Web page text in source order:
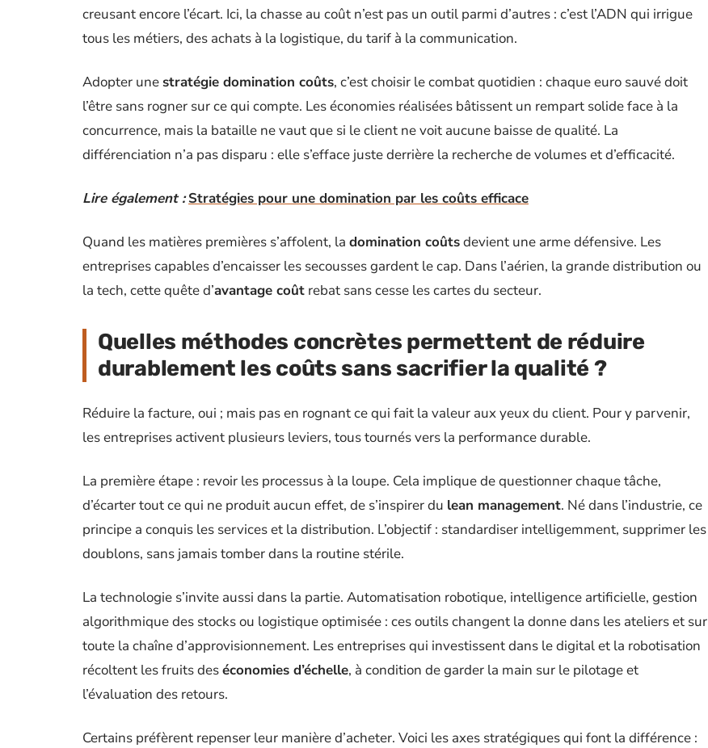
creusant encore l’écart. Ici, la chasse au coût n’est pas un outil parmi d’autres : c’est l’ADN qui irrigue
tous les métiers, des achats à la logistique, du tarif à la communication.
Adopter une stratégie domination coûts, c’est choisir le combat quotidien : chaque euro sauvé doit
l’être sans rogner sur ce qui compte. Les économies réalisées bâtissent un rempart solide face à la
concurrence, mais la bataille ne vaut que si le client ne voit aucune baisse de qualité. La
différenciation n’a pas disparu : elle s’efface juste derrière la recherche de volumes et d’efficacité.
Lire également : Stratégies pour une domination par les coûts efficace
Quand les matières premières s’affolent, la domination coûtsdevient une arme défensive. Les
entreprises capables d’encaisser les secousses gardent le cap. Dans l’aérien, la grande distribution ou
la tech, cette quête d’avantage coût rebat sans cesse les cartes du secteur.
Quelles méthodes concrètes permettent de réduire
durablement les coûts sans sacrifier la qualité ?
Réduire la facture, oui ; mais pas en rognant ce qui fait la valeur aux yeux du client. Pour y parvenir,
les entreprises activent plusieurs leviers, tous tournés vers la performance durable.
La première étape : revoir les processus à la loupe. Cela implique de questionner chaque tâche,
d’écarter tout ce qui ne produit aucun effet, de s’inspirer du lean management. Né dans l’industrie, ce
principe a conquis les services et la distribution. L’objectif : standardiser intelligemment, supprimer les
doublons, sans jamais tomber dans la routine stérile.
La technologie s’invite aussi dans la partie. Automatisation robotique, intelligence artificielle, gestion
algorithmique des stocks ou logistique optimisée : ces outils changent la donne dans les ateliers et sur
toute la chaîne d’approvisionnement. Les entreprises qui investissent dans le digital et la robotisation
récoltent les fruits deséconomies d’échelle, à condition de garder la main sur le pilotage et
l’évaluation des retours.
Certains préfèrent repenser leur manière d’acheter. Voici les axes stratégiques qui font la différence :